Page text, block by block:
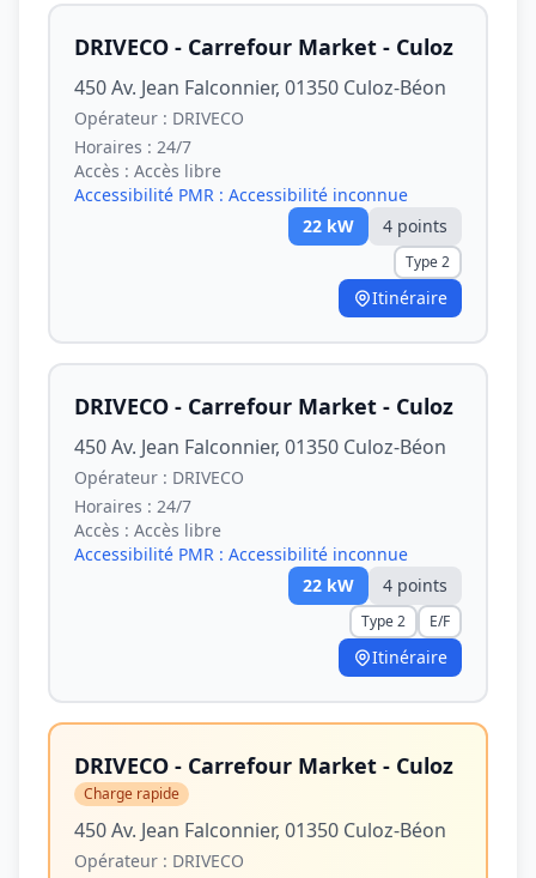
DRIVECO - Carrefour Market - Culoz
450 Av. Jean Falconnier, 01350 Culoz-Béon
Opérateur : DRIVECO
Horaires : 24/7
Accès : Accès libre
Accessibilité PMR : Accessibilité inconnue
22 kW 4 points
Type 2
Itinéraire
DRIVECO - Carrefour Market - Culoz
450 Av. Jean Falconnier, 01350 Culoz-Béon
Opérateur : DRIVECO
Horaires : 24/7
Accès : Accès libre
Accessibilité PMR : Accessibilité inconnue
22 kW 4 points
Type 2 E/F
Itinéraire
DRIVECO - Carrefour Market - Culoz
Charge rapide
450 Av. Jean Falconnier, 01350 Culoz-Béon
Opérateur : DRIVECO